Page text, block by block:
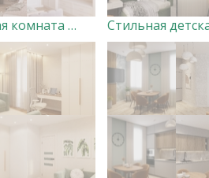
Детская комната для девочки Стильная